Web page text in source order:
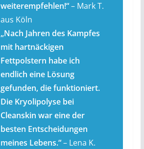
weiterempfehlen!“– Mark T.
aus Köln
„Nach Jahren des Kampfes
mit hartnäckigen
Fettpolstern habe ich
endlich eine Lösung
gefunden, die funktioniert.
Die Kryolipolyse bei
Cleanskin war eine der
besten Entscheidungen
meines Lebens.“– Lena K.